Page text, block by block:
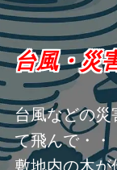
台風・災
台風などの災
て飛んで・・